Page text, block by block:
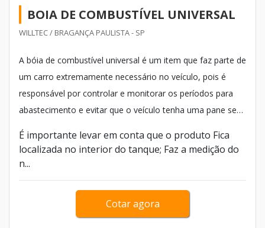
BOIA DE COMBUSTÍVEL UNIVERSAL
WILLTEC / BRAGANÇA PAULISTA - SP
A bóia de combustível universal é um item que faz parte de
um carro extremamente necessário no veículo, pois é
responsável por controlar e monitorar os períodos para
abastecimento e evitar que o veículo tenha uma pane seca
por falta de combustível.
É importante levar em conta que o produto Fica
localizada no interior do tanque; Faz a medição do
n...
Cotar agora